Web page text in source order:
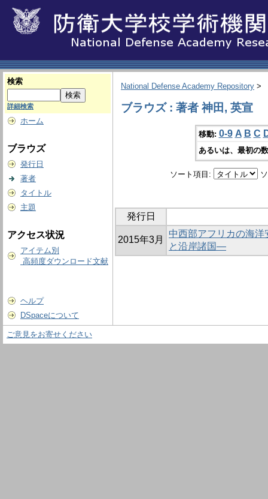
検索
詳細検索
ホーム
ブラウズ
発行日
著者
タイトル
主題
アクセス状況
アイテム別
高頻度ダウンロード文献
ヘルプ
DSpaceについて
National Defense Academy Repository >
ブラウズ : 著者 神田, 英宣
移動: 0-9 A B C
あるいは、最初の
ソート項目:
発行日
2015年3月
中西部アフリカの海
と沿岸諸国―
ご意見をお寄せください